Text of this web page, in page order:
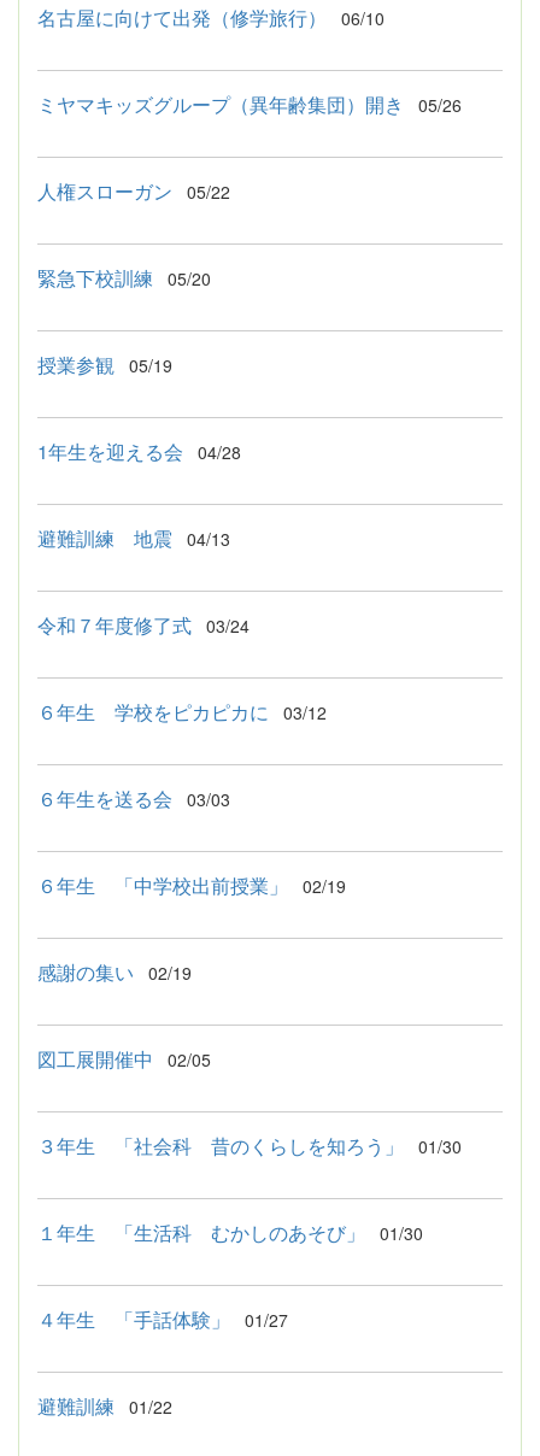
名古屋に向けて出発（修学旅行） 06/10
ミヤマキッズグループ（異年齢集団）開き 05/26
人権スローガン 05/22
緊急下校訓練 05/20
授業参観 05/19
1年生を迎える会 04/28
避難訓練 地震 04/13
令和７年度修了式 03/24
６年生 学校をピカピカに 03/12
６年生を送る会 03/03
６年生 「中学校出前授業」 02/19
感謝の集い 02/19
図工展開催中 02/05
３年生 「社会科 昔のくらしを知ろう」 01/30
１年生 「生活科 むかしのあそび」 01/30
４年生 「手話体験」 01/27
避難訓練 01/22